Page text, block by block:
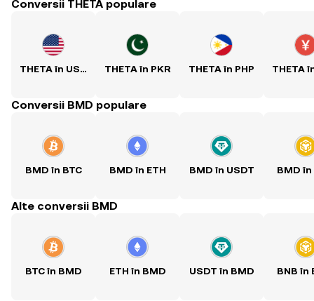
Conversii THETA populare
THETA în USD THETA în PKR THETA în PHP THETA
Conversii BMD populare
BMD în BTC BMD în ETH BMD în USDT BMD în
Alte conversii BMD
BTC în BMD ETH în BMD USDT în BMD BNB în